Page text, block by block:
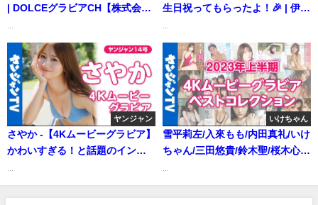
| DOLCEグラビアCH【株式会社
生日祝ってもらったよ！🎉 | 伊織
より
ヤンジャン
さやか -【4Kムービーグラビア】
かわいすぎる！と話題のインフ
やかな色気…ドキドキが止まら
いけちゃん
雪平莉左/入來もも/内田真礼/いけ
ちゃん/三田悠貴/鈴木聖/桜木心
（2023年08月18日） | ヤンジャ